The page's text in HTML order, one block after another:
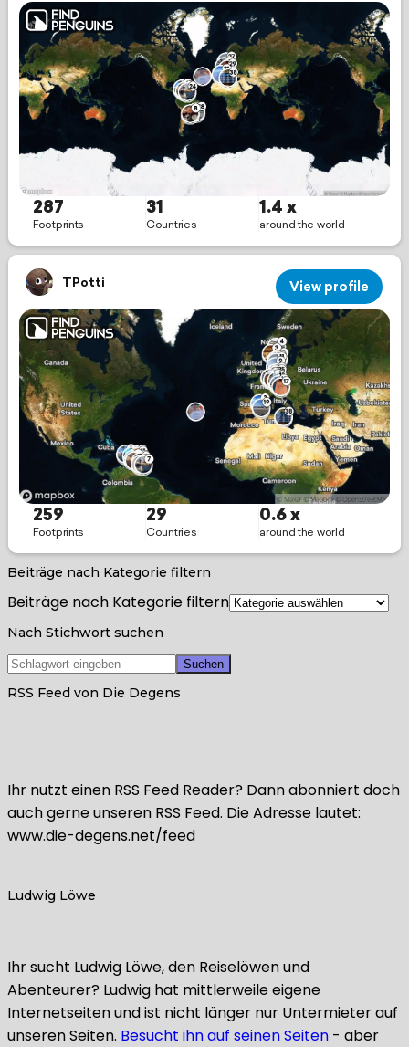
Beiträge nach Kategorie filtern
Beiträge nach Kategorie filtern
Nach Stichwort suchen
RSS Feed von Die Degens
Ihr nutzt einen RSS Feed Reader? Dann abonniert doch
auch gerne unseren RSS Feed. Die Adresse lautet:
www.die-degens.net/feed
Ludwig Löwe
Ihr sucht Ludwig Löwe, den Reiselöwen und
Abenteurer? Ludwig hat mittlerweile eigene
Internetseiten und ist nicht länger nur Untermieter auf
unseren Seiten. Besucht ihn auf seinen Seiten - aber